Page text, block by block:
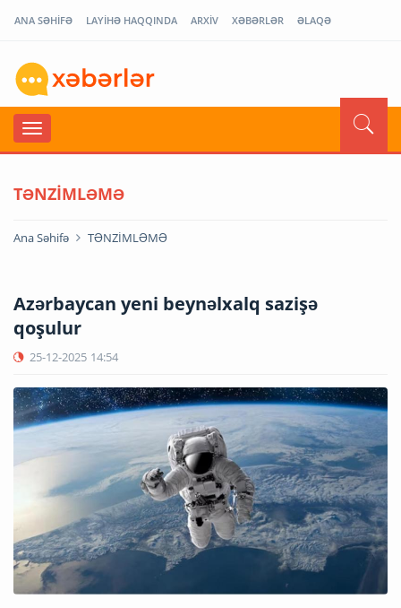
ANA SƏHİFƏ LAYİHƏ HAQQINDA ARXİV XƏBƏRLƏR ƏLAQƏ
TƏNZİMLƏMƏ
Ana Səhifə TƏNZİMLƏMƏ
Azərbaycan yeni beynəlxalq sazişə
qoşulur
25-12-2025 14:54